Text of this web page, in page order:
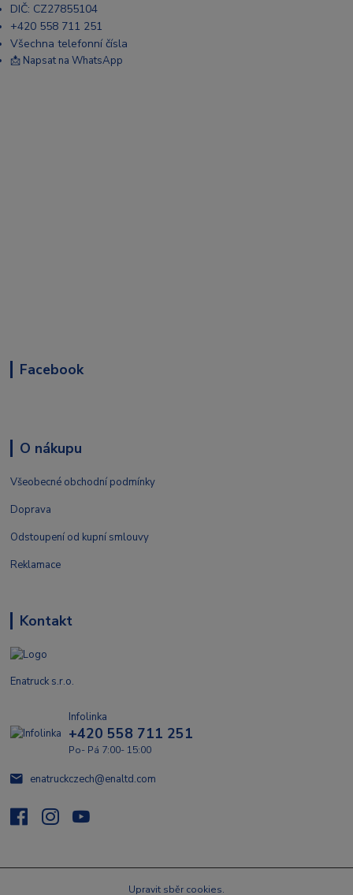
DIČ: CZ27855104
+420 558 711 251
Všechna telefonní čísla
📩 Napsat na WhatsApp
Facebook
O nákupu
Všeobecné obchodní podmínky
Doprava
Odstoupení od kupní smlouvy
Reklamace
Kontakt
Enatruck s.r.o.
Infolinka
+420 558 711 251
Po- Pá 7:00- 15:00
enatruckczech@enaltd.com
Upravit sběr cookies.